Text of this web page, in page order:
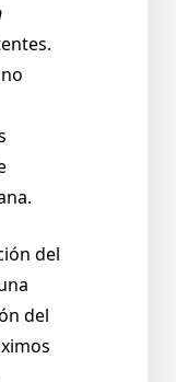
del
del